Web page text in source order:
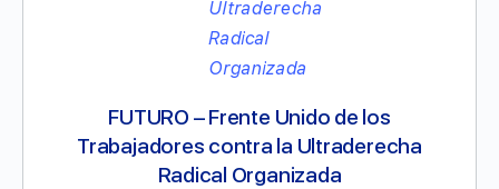
FUTURO – Frente Unido de los
Trabajadores contra la Ultraderecha
Radical Organizada